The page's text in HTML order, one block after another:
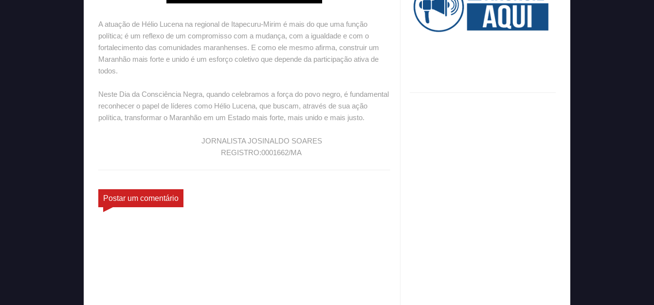
A atuação de Hélio Lucena na regional de Itapecuru-Mirim é mais do que uma função
política; é um reflexo de um compromisso com a mudança, com a igualdade e com o
fortalecimento das comunidades maranhenses. E como ele mesmo afirma, construir um
Maranhão mais forte e unido é um esforço coletivo que depende da participação ativa de
todos.
Neste Dia da Consciência Negra, quando celebramos a força do povo negro, é fundamental
reconhecer o papel de líderes como Hélio Lucena, que buscam, através de sua ação
política, transformar o Maranhão em um Estado mais forte, mais unido e mais justo.
JORNALISTA JOSINALDO SOARES
REGISTRO:0001662/MA
Postar um comentário